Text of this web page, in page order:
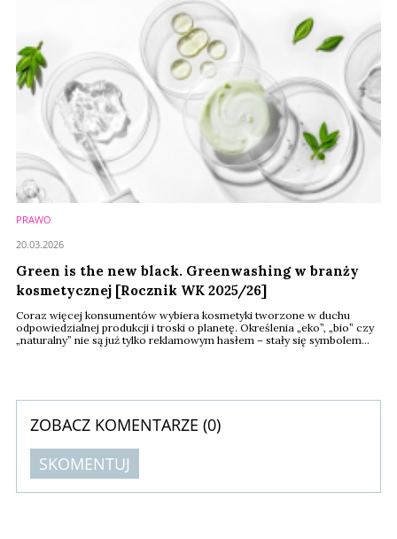
PRAWO
Green is the new black. Greenwashing w branży
kosmetycznej [Rocznik WK 2025/26]
Coraz więcej konsumentów wybiera kosmetyki tworzone w duchu
odpowiedzialnej produkcji i troski o planetę. Określenia „eko”, „bio” czy
„naturalny” nie są już tylko reklamowym hasłem – stały się symbolem
20.03.2026
ZOBACZ KOMENTARZE (0)
SKOMENTUJ